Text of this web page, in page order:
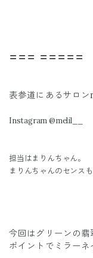
〓〓〓 〓〓〓〓〓
表参道にあるサロ
Instagram @melil__
担当はまりんちゃん。
まりんちゃんのセンス
今回はグリーンの翡
ポイントでミラーネ